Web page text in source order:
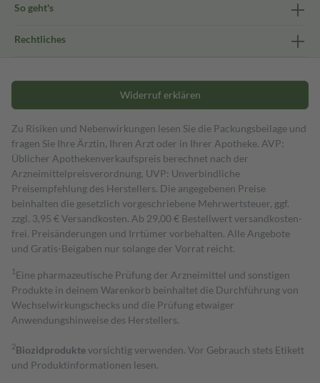
So geht's
Rechtliches
Widerruf erklären
Zu Risiken und Nebenwirkungen lesen Sie die Packungsbeilage und
fragen Sie Ihre Ärztin, Ihren Arzt oder in Ihrer Apotheke. AVP:
Üblicher Apothekenverkaufspreis berechnet nach der
Arzneimittelpreisverordnung. UVP: Unverbindliche
Preisempfehlung des Herstellers. Die angegebenen Preise
beinhalten die gesetzlich vorgeschriebene Mehrwertsteuer, ggf.
zzgl. 3,95 € Versandkosten. Ab 29,00 € Bestell­wert versand­kosten­
frei. Preisänderungen und Irrtümer vorbehalten. Alle Angebote
und Gratis-Beigaben nur solange der Vorrat reicht.
1 Eine pharmazeutische Prüfung der Arzneimittel und sonstigen
Produkte in deinem Warenkorb beinhaltet die Durchführung von
Wechselwirkungschecks und die Prüfung etwaiger
Anwendungshinweise des Herstellers.
2Biozidproduktevorsichtig verwenden. Vor Gebrauch stets Etikett
und Produktinformationen lesen.